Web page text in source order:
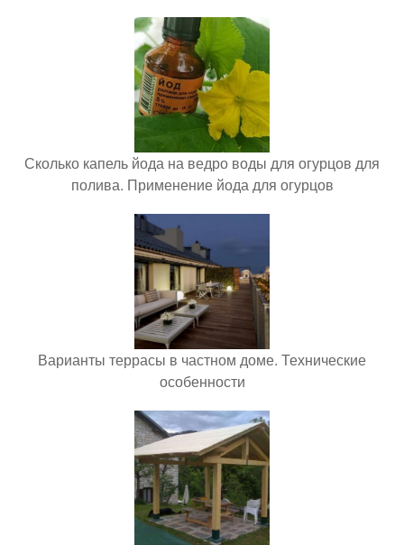
Сколько капель йода на ведро воды для огурцов для
полива. Применение йода для огурцов
Варианты террасы в частном доме. Технические
особенности